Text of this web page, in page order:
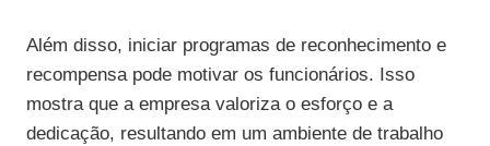
Além disso, iniciar programas de reconhecimento e
recompensa pode motivar os funcionários. Isso
mostra que a empresa valoriza o esforço e a
dedicação, resultando em um ambiente de trabalho